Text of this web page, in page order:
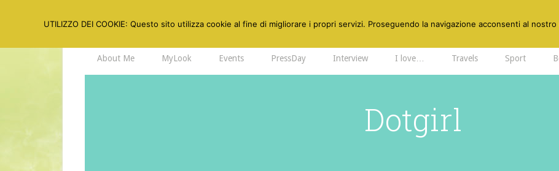
About Me MyLook Events PressDay Interview I love… Travels Sport
Dotgirl
UTILIZZO DEI COOKIE: Questo sito utilizza cookie al fine di migliorare i propri servizi. Proseguendo la navigazione acconsenti al